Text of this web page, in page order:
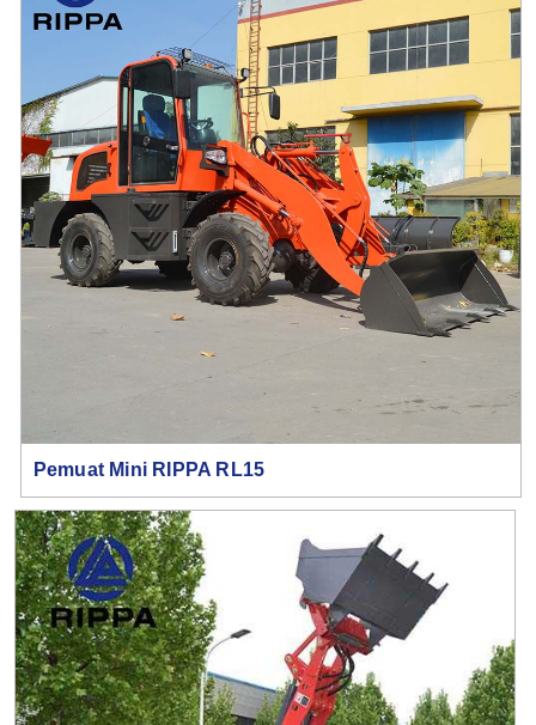
Pemuat Mini RIPPA RL15